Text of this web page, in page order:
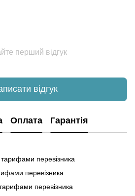
перший відгук
відгук
Оплата Гарантія
тарифами перевізника
перевізника
перевізника